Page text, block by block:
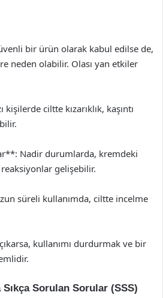
bir ürün olarak kabul edilse de,
neden olabilir. Olası yan etkiler
ciltte kızarıklık, kaşıntı
Nadir durumlarda, kremdeki
gelişebilir.
süreli kullanımda, ciltte incelme
kullanımı durdurmak ve bir
Sorulan Sorular (SSS)